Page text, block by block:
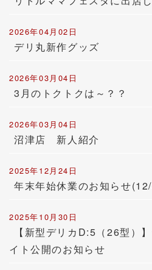
2026年04月02日
デリ丸新作グッズ
2026年03月04日
3月のトクトクは～？？
2026年03月04日
沼津店 新人紹介
2025年12月24日
年末年始休業のお知らせ
2025年10月30日
【新型デリカD:5（26型）
イト公開のお知らせ